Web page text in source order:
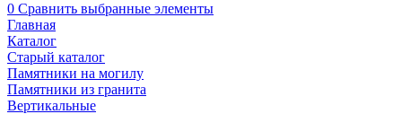
0 Сравнить выбранные элементы
Главная
Каталог
Старый каталог
Памятники на могилу
Памятники из гранита
Вертикальные